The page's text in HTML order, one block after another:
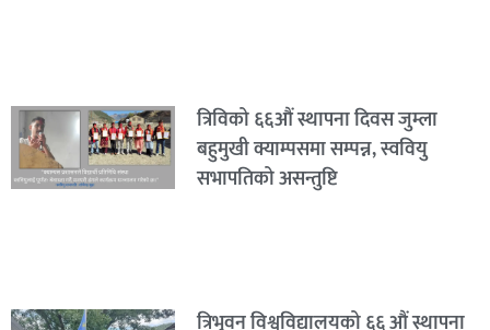
त्रिविको ६६औं स्थापना दिवस जुम्ला
बहुमुखी क्याम्पसमा सम्पन्न, स्ववियु
सभापतिको असन्तुष्टि
त्रिभुवन विश्वविद्यालयको ६६ औं स्थापना